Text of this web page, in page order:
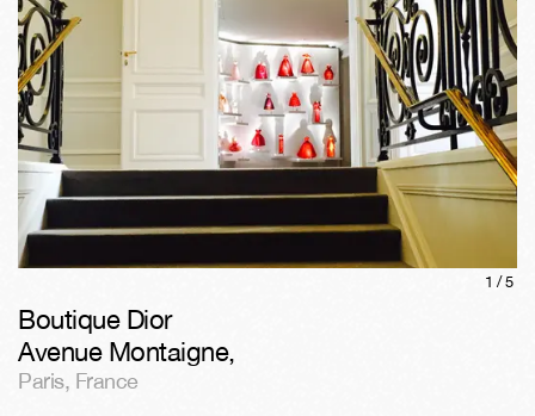
1/5
Boutique Dior
Avenue Montaigne,
Paris, France